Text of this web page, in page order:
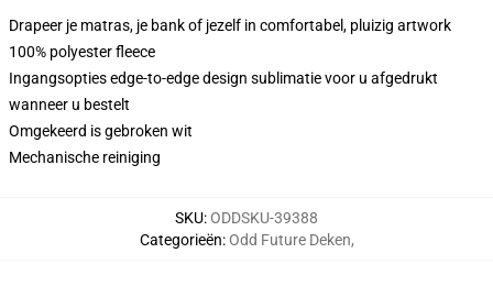
Drapeer je matras, je bank of jezelf in comfortabel, pluizig artwork
100% polyester fleece
Ingangsopties edge-to-edge design sublimatie voor u afgedrukt
wanneer u bestelt
Omgekeerd is gebroken wit
Mechanische reiniging
SKU:ODDSKU-39388
Categorieën:Odd Future Deken,